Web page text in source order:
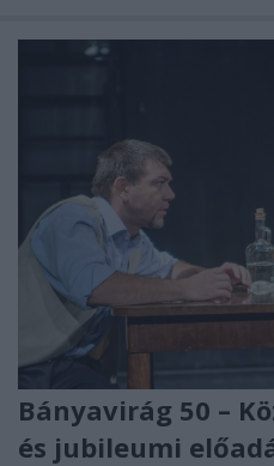
Bányavirág 50 –
és jubileumi